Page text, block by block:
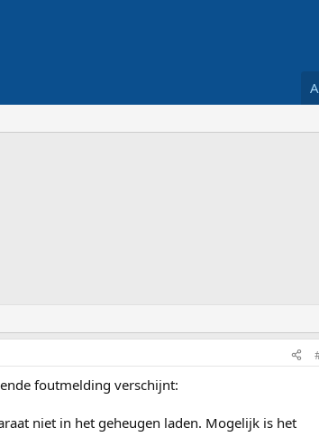
foutmelding verschijnt:
niet in het geheugen laden. Mogelijk is het